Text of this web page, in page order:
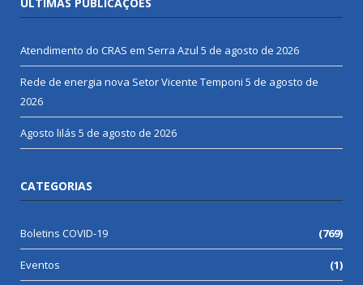
Atendimento do CRAS em Serra Azul 5 de agosto de 2026
Rede de energia nova Setor Vicente Temponi 5 de agosto de
2026
Agosto lilás 5 de agosto de 2026
CATEGORIAS
Boletins COVID-19 (769)
Eventos (1)